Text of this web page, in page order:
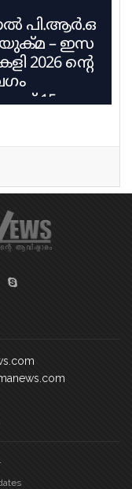
പി.ആർ.ഒ
യുക്മ – ഇസ
2026 ൻ്റെ
15
യുക്മ
ഏറ്റവും
സമിതി
ജനറൽ